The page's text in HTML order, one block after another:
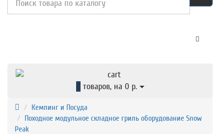
0 товаров, на 0 р.
Кемпинг и Посуда
Походное модульное складное гриль оборудование Snow
Peak